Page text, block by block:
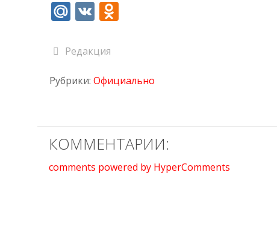
Mail.Ru
VKOdnoklassniki
Редакция
Рубрики: Официально
КОММЕНТАРИИ:
comments powered by HyperComments